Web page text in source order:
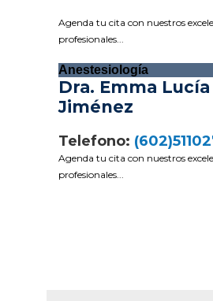
Agenda tu cita con nuestros
profesionales...
Anestesiología
Dra. Emma
Jiménez
Telefono:
Agenda tu cita con nuestros
profesionales...